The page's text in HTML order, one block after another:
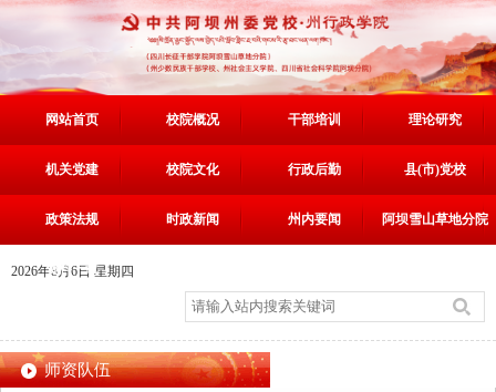
网站首页 校院概况 干部培训 理论研究
机关党建 校院文化 行政后勤 县(市)党校
政策法规 时政新闻 州内要闻 阿坝雪山草地分院
资料下载
2026年8月6日 星期四
师资队伍